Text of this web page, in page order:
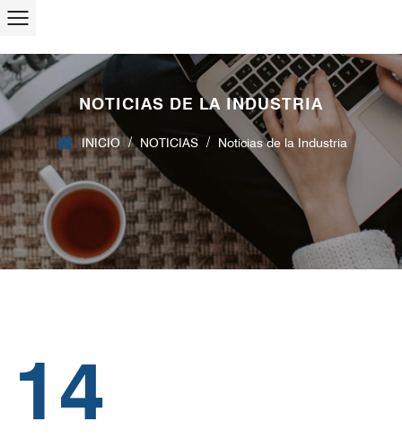
NOTICIAS DE LA INDUSTRIA
INICIO / NOTICIAS / Noticias de la Industria
14